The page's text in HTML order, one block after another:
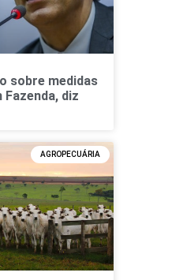
sobre medidas
diz
AGROPECUÁRIA